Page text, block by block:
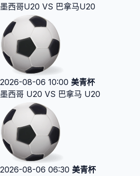
墨西哥U20 VS 巴拿马U20
2026-08-06 10:00 美青杯
墨西哥 U20 VS 巴拿马 U20
2026-08-06 06:30 美青杯